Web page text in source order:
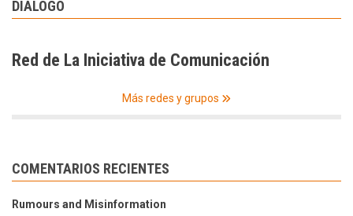
DIÁLOGO
Red de La Iniciativa de Comunicación
Más redes y grupos
COMENTARIOS RECIENTES
Rumours and Misinformation